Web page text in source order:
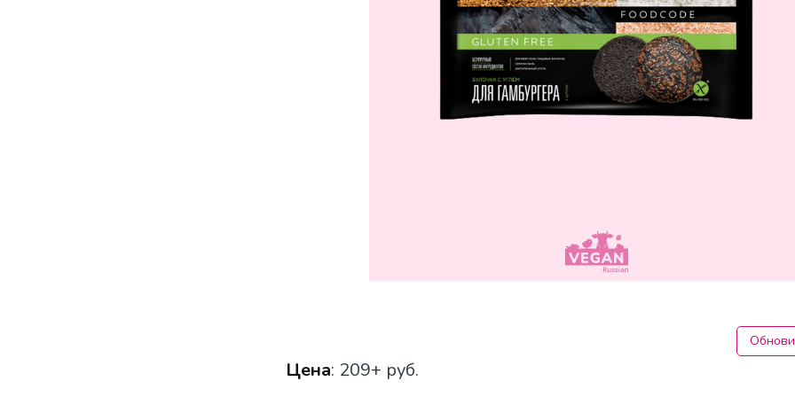
Цена: 209+ руб.